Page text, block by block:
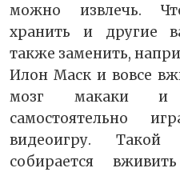
можно извлечь.
хранить и другие
также заменить,
Илон Маск и вовсе
мозг макаки и
самостоятельно
видеоигру.
собирается